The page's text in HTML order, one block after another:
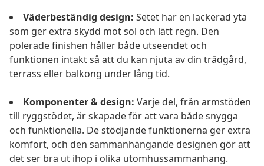
Väderbeständig design: Setet har en lackerad yta
som ger extra skydd mot sol och lätt regn. Den
polerade finishen håller både utseendet och
funktionen intakt så att du kan njuta av din trädgård,
terrass eller balkong under lång tid.
Komponenter & design: Varje del, från armstöden
till ryggstödet, är skapade för att vara både snygga
och funktionella. De stödjande funktionerna ger extra
komfort, och den sammanhängande designen gör att
det ser bra ut ihop i olika utomhussammanhang.